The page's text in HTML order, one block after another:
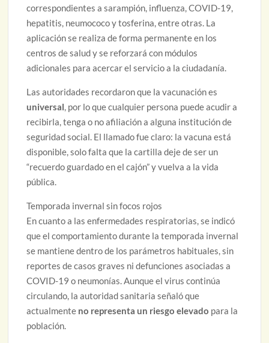
correspondientes a sarampión, influenza, COVID-19,
hepatitis, neumococo y tosferina, entre otras. La
aplicación se realiza de forma permanente en los
centros de salud y se reforzará con módulos
adicionales para acercar el servicio a la ciudadanía.
Las autoridades recordaron que la vacunación es
universal, por lo que cualquier persona puede acudir a
recibirla, tenga o no afiliación a alguna institución de
seguridad social. El llamado fue claro: la vacuna está
disponible, solo falta que la cartilla deje de ser un
“recuerdo guardado en el cajón” y vuelva a la vida
pública.
Temporada invernal sin focos rojos
En cuanto a las enfermedades respiratorias, se indicó
que el comportamiento durante la temporada invernal
se mantiene dentro de los parámetros habituales, sin
reportes de casos graves ni defunciones asociadas a
COVID-19 o neumonías. Aunque el virus continúa
circulando, la autoridad sanitaria señaló que
actualmente no representa un riesgo elevado para la
población.